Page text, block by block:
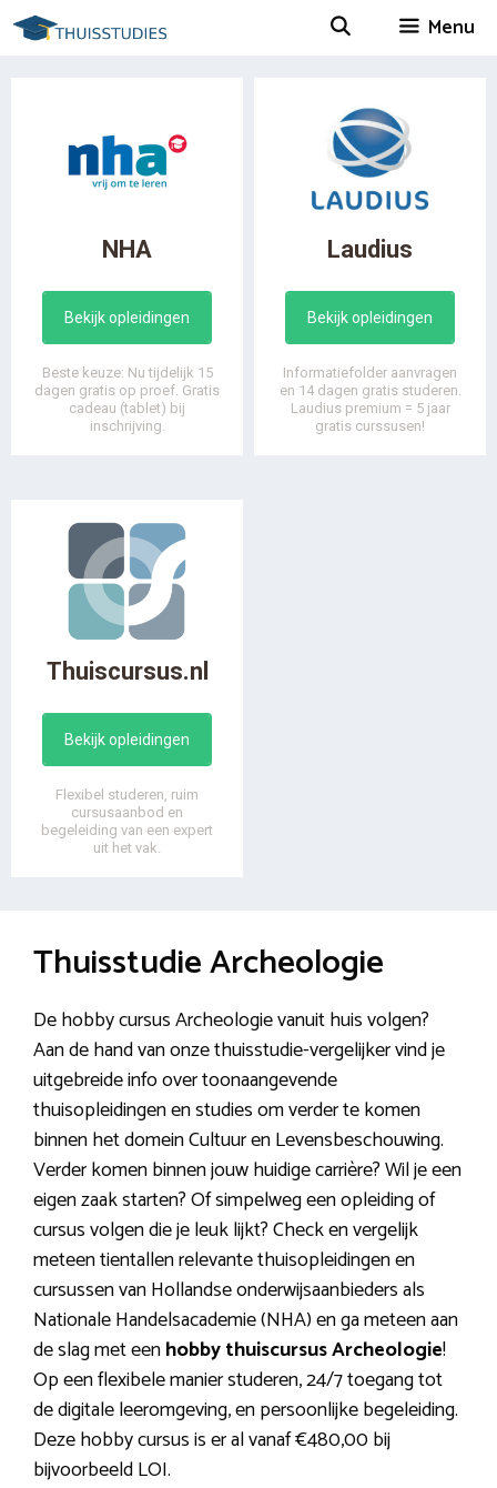
Spring
naar
Menu
NHA
Bekijk opleidingen
Beste keuze: Nu tijdelijk 15
dagen gratis op proef. Gratis
cadeau (tablet) bij
inschrijving.
Laudius
Bekijk opleidingen
Informatiefolder aanvragen
en 14 dagen gratis studeren.
Laudius premium = 5 jaar
gratis curssusen!
Thuiscursus.nl
Bekijk opleidingen
Flexibel studeren, ruim
cursusaanbod en
begeleiding van een expert
uit het vak.
Thuisstudie Archeologie
De hobby cursus Archeologie vanuit huis volgen?
Aan de hand van onze thuisstudie-vergelijker vind je
uitgebreide info over toonaangevende
thuisopleidingen en studies om verder te komen
binnen het domein Cultuur en Levensbeschouwing.
Verder komen binnen jouw huidige carrière? Wil je een
eigen zaak starten? Of simpelweg een opleiding of
cursus volgen die je leuk lijkt? Check en vergelijk
meteen tientallen relevante thuisopleidingen en
cursussen van Hollandse onderwijsaanbieders als
Nationale Handelsacademie (NHA) en ga meteen aan
de slag met eenhobby thuiscursus Archeologie!
Op een flexibele manier studeren, 24/7 toegang tot
de digitale leeromgeving, en persoonlijke begeleiding.
Deze hobby cursus is er al vanaf €480,00 bij
bijvoorbeeld LOI.